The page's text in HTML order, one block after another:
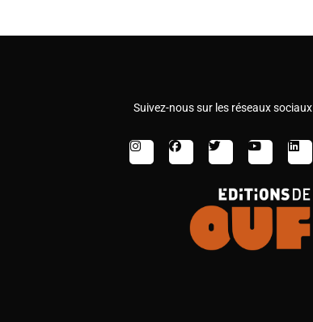
Suivez-nous sur les réseaux sociaux